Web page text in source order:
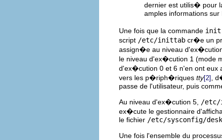
dernier est utilis� pour
amples informations
Une fois que la commande init
script /etc/inittab cr�e un
assign�e au niveau
le niveau d'ex�cution 1 (mode
d'ex�cution 0 et 6 n'en ont eux
vers les p�riph�riques tty[2] ,
passe de l'utilisateur, puis
Au niveau d'ex�cution 5,
/
ex�cute le gestionnaire
le fichier /etc/sysconfig/
Une fois l'ensemble du